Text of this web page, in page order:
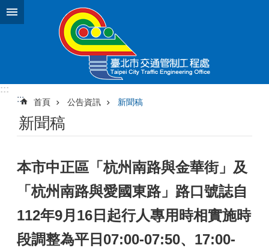
跳到主要內容區塊
:::
:::
首頁 公告資訊 新聞稿
新聞稿
本市中正區「杭州南路與金華街」及
「杭州南路與愛國東路」路口號誌自
112年9月16日起行人專用時相實施時
段調整為平日07:00-07:50、17:00-